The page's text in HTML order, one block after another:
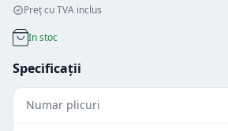
Preț cu TVA inclus
In stoc
Specificații
Numar plicuri